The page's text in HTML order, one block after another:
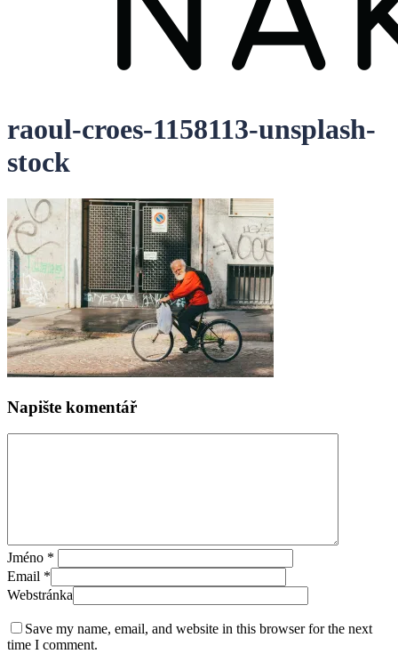
raoul-croes-1158113-unsplash-
stock
Napište komentář
Jméno *
Email *
Webstránka
Save my name, email, and website in this browser for the next
time I comment.